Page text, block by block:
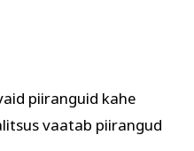
piiranguid kahe
vaatab piirangud